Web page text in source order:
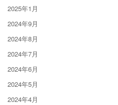
2025年1月
2024年9月
2024年8月
2024年7月
2024年6月
2024年5月
2024年4月